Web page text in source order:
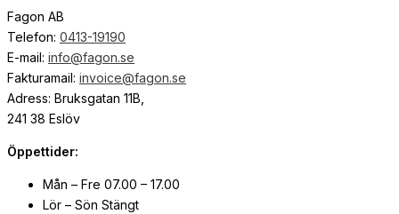
Fagon AB
Telefon: 0413-19190
E-mail: info@fagon.se
Fakturamail: invoice@fagon.se
Adress: Bruksgatan 11B,
241 38 Eslöv
Öppettider:
Mån – Fre 07.00 – 17.00
Lör – Sön Stängt